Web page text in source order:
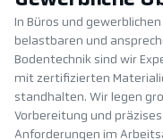
In Büros und
belastbaren und
Bodentechnik sind wir
mit zertifizierten
standhalten. Wir legen
Vorbereitung und
Anforderungen im